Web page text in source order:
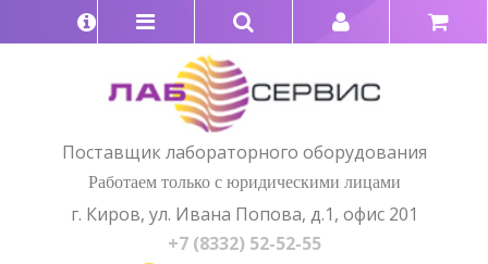
Поставщик лабораторного оборудования
Работаем только с юридическими лицами
г. Киров, ул. Ивана Попова, д.1, офис 201
+7 (8332) 52-52-55